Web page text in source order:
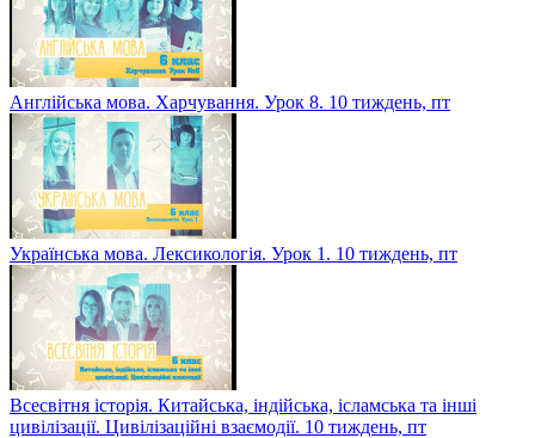
Англійська мова. Харчування. Урок 8. 10 тиждень, пт
Українська мова. Лексикологія. Урок 1. 10 тиждень, пт
Всесвітня історія. Китайська, індійська, ісламська та інші
цивілізації. Цивілізаційні взаємодії. 10 тиждень, пт